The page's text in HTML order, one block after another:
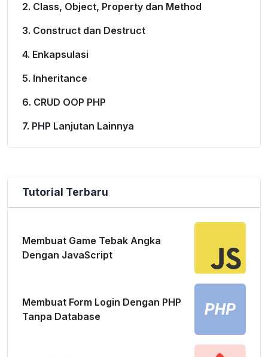
2. Class, Object, Property dan Method
3. Construct dan Destruct
4. Enkapsulasi
5. Inheritance
6. CRUD OOP PHP
7. PHP Lanjutan Lainnya
Tutorial Terbaru
Membuat Game Tebak Angka
Dengan JavaScript
Membuat Form Login Dengan PHP
Tanpa Database